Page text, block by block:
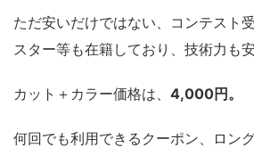
ただ安いだけではない、コンテスト
スター等も在籍しており、技術力も
カット＋カラー価格は、 4,000円。
何回でも利用できるクーポン、ロン